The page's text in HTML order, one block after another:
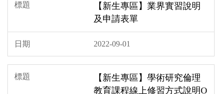
【新生專區】業界實習說明
及申請表單
2022-09-01
【新生專區】學術研究倫理
教育課程線上修習方式說明O